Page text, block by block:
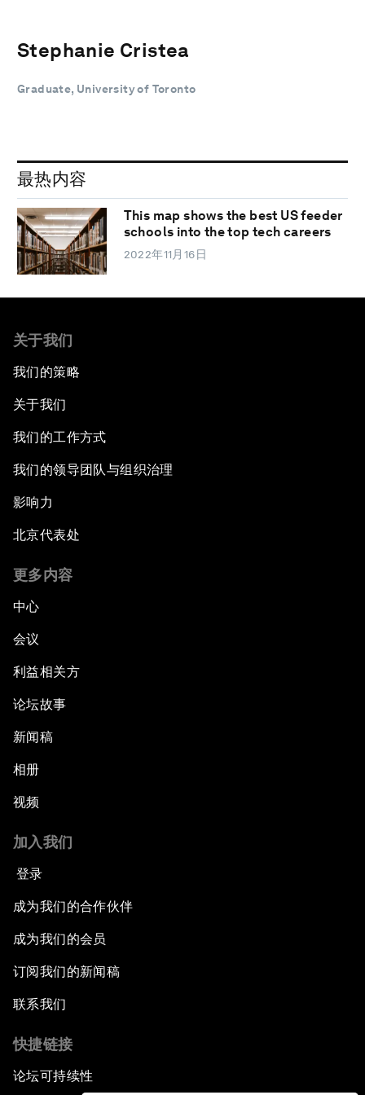
Stephanie Cristea
Graduate, University of Toronto
最热内容
This map shows the best US feeder
schools into the top tech careers
2022年11月16日
关于我们
我们的策略
关于我们
我们的工作方式
我们的领导团队与组织治理
影响力
北京代表处
更多内容
中心
会议
利益相关方
论坛故事
新闻稿
相册
视频
加入我们
登录
成为我们的合作伙伴
成为我们的会员
订阅我们的新闻稿
联系我们
快捷链接
论坛可持续性